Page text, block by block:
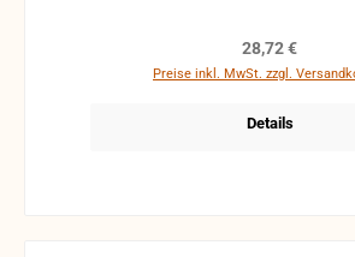
Regulärer Preis:
28,72 €
Preise inkl. MwSt. zzgl.
Details